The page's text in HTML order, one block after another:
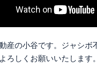
産の小谷です。ジャシ
ろしくお願いいたします。